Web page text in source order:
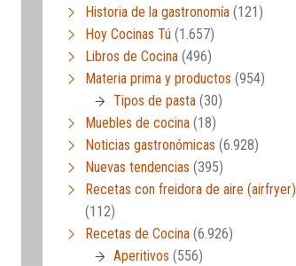
Historia de la gastronomía (121)
Hoy Cocinas Tú (1.657)
Libros de Cocina (496)
Materia prima y productos (954)
Tipos de pasta (30)
Muebles de cocina (18)
Noticias gastronómicas (6.928)
Nuevas tendencias (395)
Recetas con freidora de aire (airfryer)
(112)
Recetas de Cocina (6.926)
Aperitivos (556)